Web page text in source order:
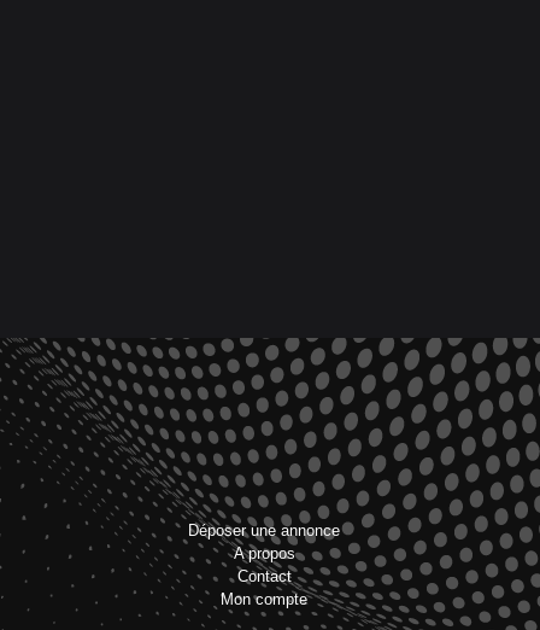
Déposer une annonce
A propos
Contact
Mon compte